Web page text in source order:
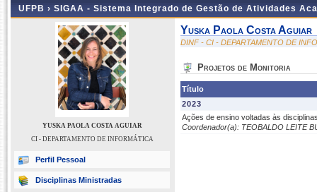
UFPB › SIGAA - Sistema Integrado de Gestão de Atividades
YUSKA PAOLA COSTA AGUIAR
CI - DEPARTAMENTO DE INFORMÁTICA
Perfil Pessoal
Disciplinas Ministradas
Yuska Paola Costa Aguiar
DINF - CI - DEPARTAMENTO DE
Projetos de Monitoria
Título
2023
Ações de ensino voltadas às
Coordenador(a): TEOBALDO LEITE